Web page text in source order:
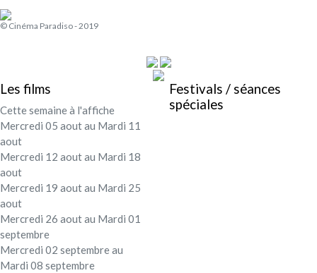
© Cinéma Paradiso - 2019
Les films
Cette semaine à l'affiche
Mercredi 05 aout au Mardi 11
aout
Mercredi 12 aout au Mardi 18
aout
Mercredi 19 aout au Mardi 25
aout
Mercredi 26 aout au Mardi 01
septembre
Mercredi 02 septembre au
Mardi 08 septembre
Festivals / séances
spéciales